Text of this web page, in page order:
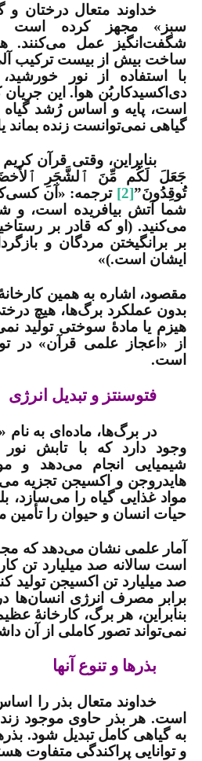
خداوند متعال درختان و
سبز» مجهز کرده است که
شگفت‌انگیز عمل می‌کنند.
ساخت بیش از بیست ترکیب آلی
با استفاده از نور
دی‌اکسیدکاربُن هوا. این
است، پایه و اساس رُشد
گیاهی نمی‌توانست زنده بماند
بنابراین، وقتی قرآن
جَعَلَ لَكُم مِّنَ ٱلشَّجَرِ ٱلأَخضَرِ
تُوقِدُونَ”[2] ترجمه: «آن
شما آتش بیافریده است، و
می­‌كنید. (او كه قادر بر
بر برانگیختن مردگان و
ایشان است.)»
مقصود، اشاره به همین
بدون عملکرد برگ‌ها، هیچ
هیزم یا مادۀ سوختی تولید
از «اعجاز علمی قرآن» در
است.
فتوسنتز و تبدیل انرژی
در برگ‌ها، ماده‌ای به نام
وجود دارد که با تابش
شیمیایی انجام می‌دهد و
هایدروجن و اکسیجن تجزیه
مواد غذایی گیاه را می‌سازد،
حیات انسان و حیوان را تأمین
آمار علمی نشان می‌دهد که
است سالانه صد میلیارد تن
صد میلیارد تن اکسیجن تولید
برابر مصرف انرژی
بنابراین، هر برگ، کارخانۀ
نمی‌تواند تصور کاملی از آن
بذرها و تنوع آن­ها
خداوند متعال بذر را
است. هر بذر حاوی موجود
به گیاهی کامل تبدیل شود.
و توانایی پراکندگی متفاوت